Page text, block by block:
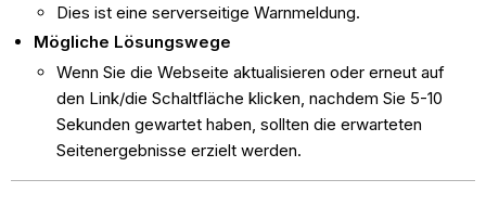
Dies ist eine serverseitige Warnmeldung.
Mögliche Lösungswege
Wenn Sie die Webseite aktualisieren oder erneut auf
den Link/die Schaltfläche klicken, nachdem Sie 5-10
Sekunden gewartet haben, sollten die erwarteten
Seitenergebnisse erzielt werden.